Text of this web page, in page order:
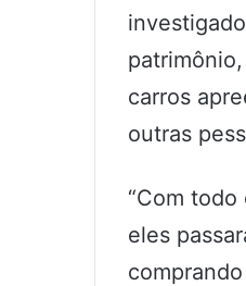
carros
outras
“Com
eles